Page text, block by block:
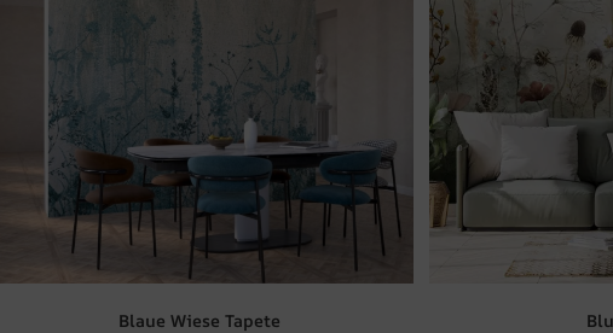
Blaue Wiese Tapete